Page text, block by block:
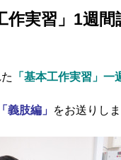
作実習」1週
「基本工作実習」一
「義肢編」 をお送りしま